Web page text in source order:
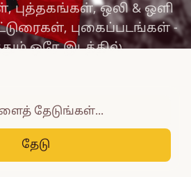
புத்தகங்கள், ஒலி & ஒளி
புகைப்படங்கள் -
ஒரே இடத்தில்
தேடு